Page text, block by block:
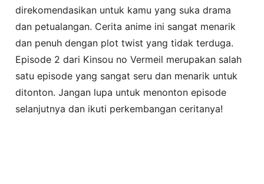
direkomendasikan untuk kamu yang suka drama
dan petualangan. Cerita anime ini sangat menarik
dan penuh dengan plot twist yang tidak terduga.
Episode 2 dari Kinsou no Vermeil merupakan salah
satu episode yang sangat seru dan menarik untuk
ditonton. Jangan lupa untuk menonton episode
selanjutnya dan ikuti perkembangan ceritanya!